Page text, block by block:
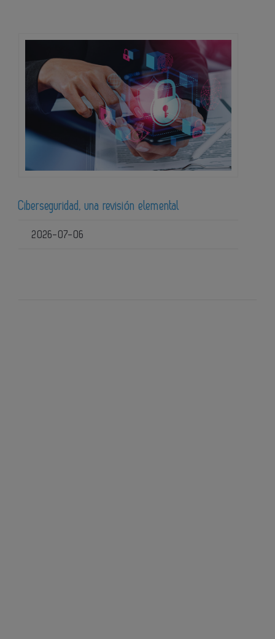
Ciberseguridad, una revisión elemental
2026-07-06